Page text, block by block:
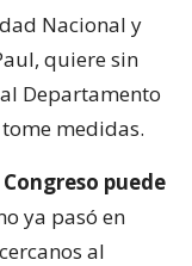
Nacional y
quiere sin
Departamento
medidas.
Congreso puede
ya pasó en
al